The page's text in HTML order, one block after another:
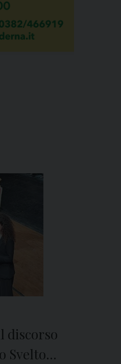
discorso
Svelto